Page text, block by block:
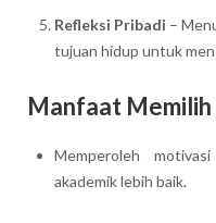
Refleksi Pribadi –
tujuan hidup untuk
Manfaat Memilih
Memperoleh
akademik lebih baik.